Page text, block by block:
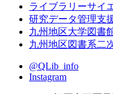
ライブラリーサイ
研究データ管理支
九州地区大学図書
九州地区図書系二
@QLib_info
Instagram